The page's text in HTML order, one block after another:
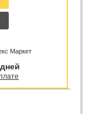
Маркет